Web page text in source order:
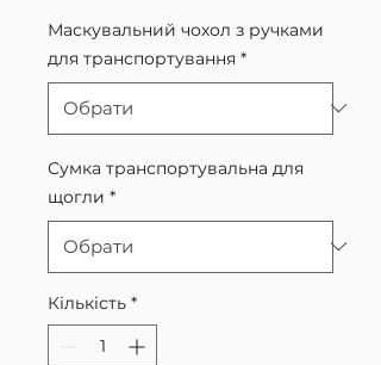
Маскувальний чохол з ручками
для транспортування *
Сумка транспортувальна для
щогли *
Кількість *